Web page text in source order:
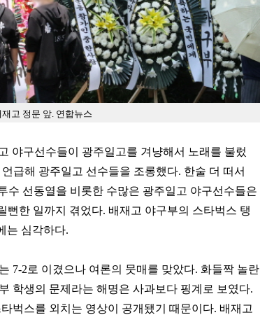
고 정문 앞. 연합뉴스
야구선수들이 광주일고를 겨냥해서 노래를 불렀
급해 광주일고 선수들을 조롱했다. 한술 더 떠서
수 선동열을 비롯한 수많은 광주일고 야구선수들은
뻔한 일까지 겪었다. 배재고 야구부의 스타벅스 탱
는 심각하다.
7-2로 이겼으나 여론의 뭇매를 맞았다. 화들짝 놀란
학생의 문제라는 해명은 사과보다 핑계로 보였다.
벅스를 외치는 영상이 공개됐기 때문이다. 배재고